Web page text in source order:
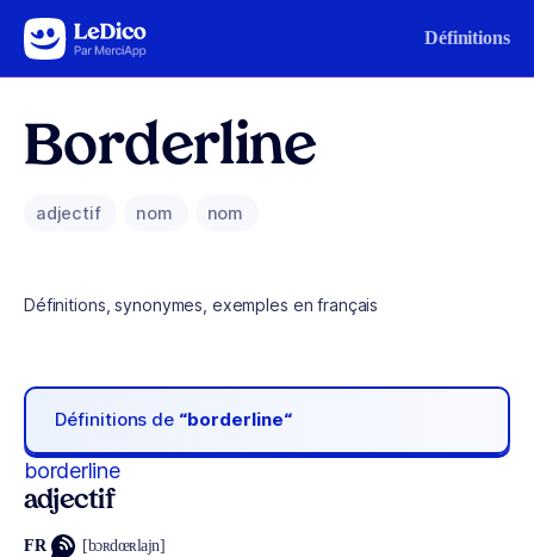
Aller au contenu Définitions
Borderline
adjectif nom nom
Définitions, synonymes, exemples en français
Définitions de “borderline“
borderline
adjectif
FR [bɔʀdœʀlajn]